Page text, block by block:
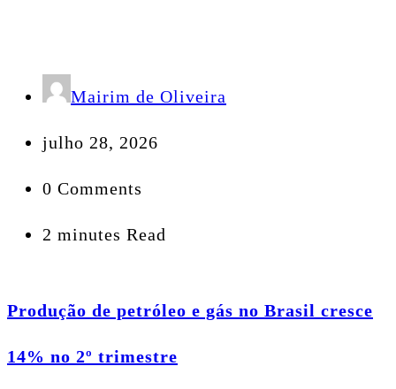
Mairim de Oliveira
julho 28, 2026
0 Comments
2 minutes Read
Produção de petróleo e gás no Brasil cresce
14% no 2º trimestre